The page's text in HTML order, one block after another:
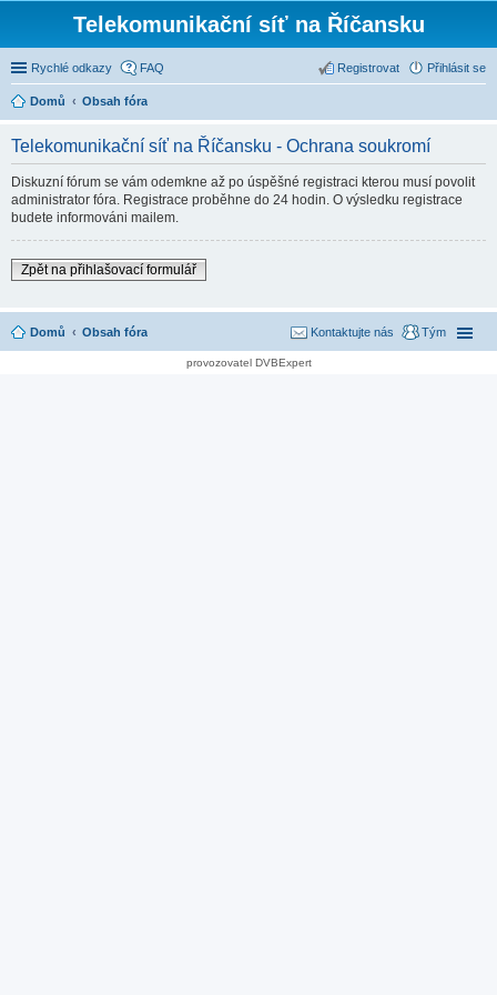
Telekomunikační síť na Říčansku
Rychlé odkazy FAQ Přihlásit se
Registrovat
Domů Obsah fóra
Telekomunikační síť na Říčansku - Ochrana soukromí
Diskuzní fórum se vám odemkne až po úspěšné registraci kterou musí povolit
administrator fóra. Registrace proběhne do 24 hodin. O výsledku registrace
budete informováni mailem.
Zpět na přihlašovací formulář
Domů Obsah fóra Tým
Kontaktujte nás
provozovatel DVBExpert